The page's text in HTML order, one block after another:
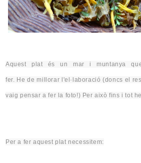
Aquest plat és un mar i muntanya
fer. He de millorar l'el·laboració (doncs el
vaig pensar a fer la foto!) Per això fins i tot
Per a fer aquest plat necessitem: